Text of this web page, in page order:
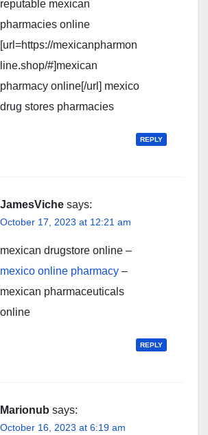
reputable mexican
pharmacies online
[url=https://mexicanpharmon
line.shop/#]mexican
pharmacy online[/url] mexico
drug stores pharmacies
REPLY
JamesViche says:
October 17, 2023 at 12:21 am
mexican drugstore online –
mexico online pharmacy –
mexican pharmaceuticals
online
REPLY
Marionub says:
October 16, 2023 at 6:19 am